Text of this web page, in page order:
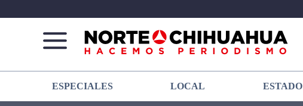
Norte
De
Chihuahua
Más
que
noticias,
ESPECIALES LOCAL ESTADO